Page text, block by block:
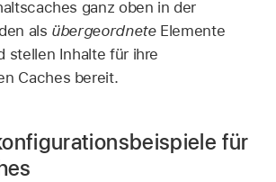
ganz oben in der
als übergeordneteElemente
stellen Inhalte für ihre
Caches bereit.
für